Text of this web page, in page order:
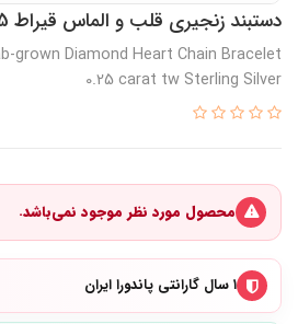
دستبند زنجیری قلب و الماس قیراط 0.25 نقره‌ای پاندورا
grown Diamond Heart Chain Bracelet
0.25 carat tw Sterling Silver
محصول مورد نظر موجود نمی‌باشد.
۱ سال گارانتی پاندورا ایران